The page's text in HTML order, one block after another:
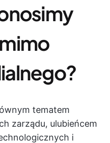
tematem
zarządu, ulubieńcem
i